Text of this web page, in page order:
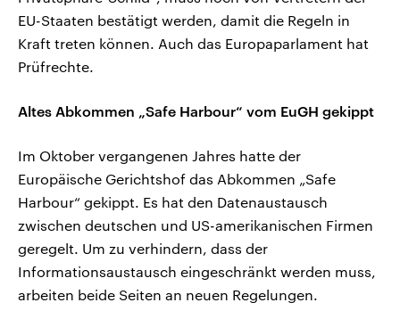
EU-Staaten bestätigt werden, damit die Regeln in
Kraft treten können. Auch das Europaparlament hat
Prüfrechte.
Altes Abkommen „Safe Harbour“ vom EuGH gekippt
Im Oktober vergangenen Jahres hatte der
Europäische Gerichtshof das Abkommen „Safe
Harbour“ gekippt. Es hat den Datenaustausch
zwischen deutschen und US-amerikanischen Firmen
geregelt. Um zu verhindern, dass der
Informationsaustausch eingeschränkt werden muss,
arbeiten beide Seiten an neuen Regelungen.